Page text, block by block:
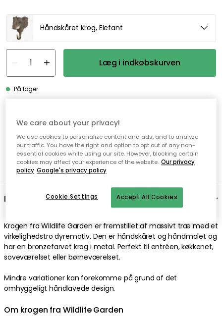
Håndskåret Krog, Elefant
Læg i indkøbskurven
På lager
Gratis forsendelse over 499,-*
Hurtige og fleksible leverancer
Nem checkout med MobilePay
We care about your privacy!
We use cookies to personalize content and ads, and to analyze
our traffic. You have the right and option to opt out of any non-
essential cookies while using our site. However, blocking certain
cookies may affect your experience of the website. Our privacy
policy Google's privacy policy
Accept All Cookies
Cookie Settings